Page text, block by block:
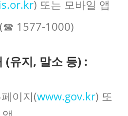
) 또는 모바일 앱
1577-1000)
(유지, 말소 등) :
이지(www.gov.kr) 또